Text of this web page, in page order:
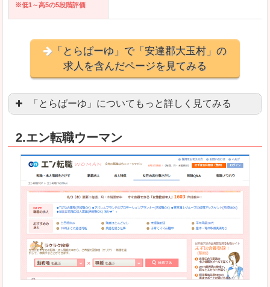
※低1～高5の5段階評価
「とらばーゆ」で「安達郡大玉村」の
求人を含んだページを見てみる
「とらばーゆ」についてもっと詳しく見てみる
良いところ
スマホアプリやソーシャルアカウントが充実して
「ファッション・ブランドページ」という検索
悪いところ
事務などのオフィスワークを探している方にとっ
専門性が強い部分があるので、逆に一般的なお仕
2.エン転職ウーマン